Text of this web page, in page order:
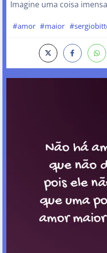
Imagine uma coisa
#amor #maior